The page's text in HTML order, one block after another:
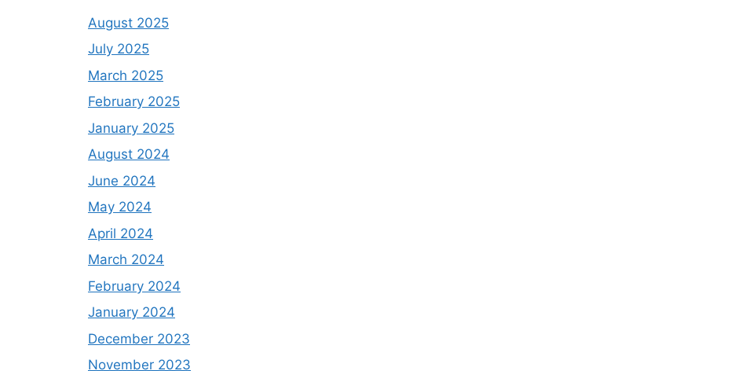
August 2025
July 2025
March 2025
February 2025
January 2025
August 2024
June 2024
May 2024
April 2024
March 2024
February 2024
January 2024
December 2023
November 2023